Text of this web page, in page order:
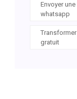
Envoyer
whatsapp
gratuit